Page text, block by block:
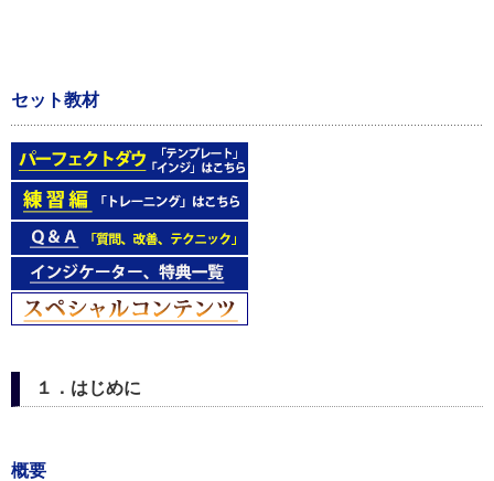
セット教材
１．はじめに
概要